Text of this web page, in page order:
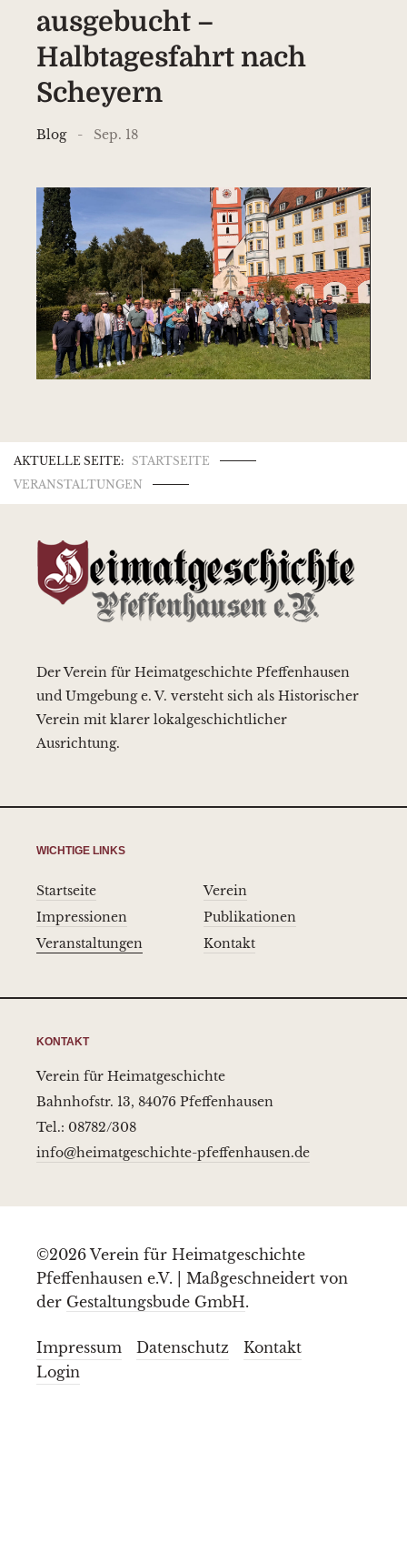
ausgebucht –
Halbtagesfahrt nach
Scheyern
Blog Sep. 18
AKTUELLE SEITE: STARTSEITE
VERANSTALTUNGEN
Der Verein für Heimatgeschichte Pfeffenhausen
und Umgebung e. V. versteht sich als Historischer
Verein mit klarer lokalgeschichtlicher
Ausrichtung.
WICHTIGE LINKS
Startseite
Verein
Impressionen
Publikationen
Veranstaltungen
Kontakt
KONTAKT
Verein für Heimatgeschichte
Bahnhofstr. 13, 84076 Pfeffenhausen
Tel.: 08782/308
info@heimatgeschichte-pfeffenhausen.de
©2026 Verein für Heimatgeschichte
Pfeffenhausen e.V. | Maßgeschneidert von
der Gestaltungsbude GmbH.
Impressum Datenschutz
Kontakt
Login